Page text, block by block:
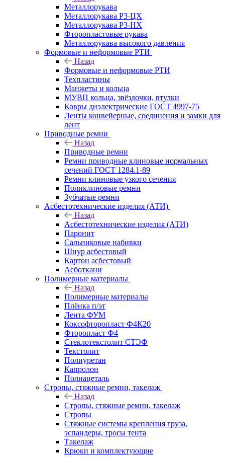
Металлорукава
Металлорукава Р3-ЦХ
Металлорукава Р3-НХ
Фторопластовые рукава
Металлорукава высокого давления
Формовые и неформовые РТИ
Назад
Формовые и неформовые РТИ
Техпластины
Манжеты и кольца
МУВП кольца, звёздочки, втулки
Ковры диэлектрические ГОСТ 4997-75
Ленты конвейерные, соединения и замки для
лент
Приводные ремни
Назад
Приводные ремни
Ремни приводные клиновые нормальных
сечений ГОСТ 1284.1-89
Ремни клиновые узкого сечения
Поликлиновые ремни
Зубчатые ремни
Асбестотехнические изделия (АТИ)
Назад
Асбестотехнические изделия (АТИ)
Паронит
Сальниковые набивки
Шнур асбестовый
Картон асбестовый
Асботкани
Полимерные материалы
Назад
Полимерные материалы
Плёнка п/эт
Лента ФУМ
Коксофторопласт Ф4К20
Фторопласт Ф4
Стеклотекстолит СТЭФ
Текстолит
Полиуретан
Капролон
Полиацеталь
Стропы, стяжные ремни, такелаж
Назад
Стропы, стяжные ремни, такелаж
Стропы
Стяжные системы крепления груза,
эспандеры, тросы тента
Такелаж
Крюки и комплектующие